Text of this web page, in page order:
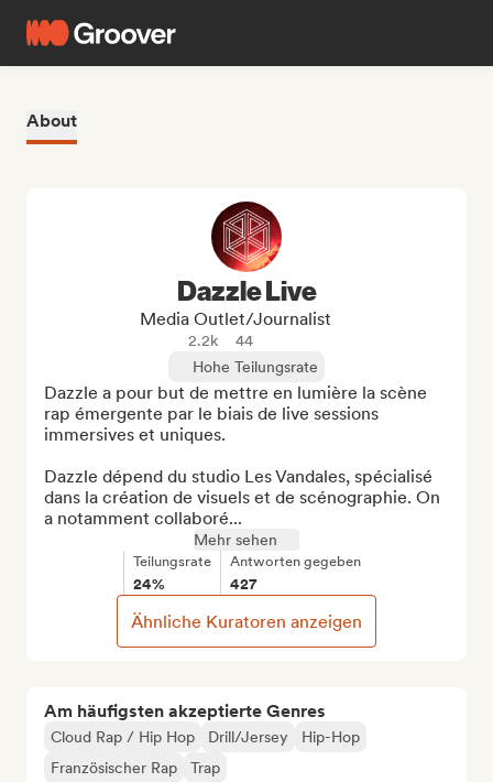
About
Am häufigsten akzeptierte Genres
Cloud Rap / Hip Hop Drill/Jersey
Hip-Hop
Französischer Rap
Trap
Dazzle Live
Media Outlet/Journalist
2.2k
44
Hohe Teilungsrate
Dazzle a pour but de mettre en lumière la scène
rap émergente par le biais de live sessions
immersives et uniques.
Dazzle dépend du studio Les Vandales, spécialisé
dans la création de visuels et de scénographie. On
a notamment collaboré...
Mehr sehen
Teilungsrate
24%
Antworten gegeben
427
Ähnliche Kuratoren anzeigen